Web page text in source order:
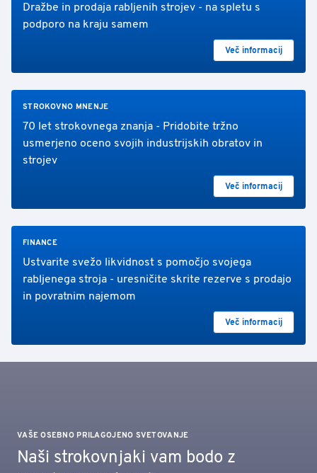
Dražbe in prodaja rabljenih strojev - na spletu s
podporo na kraju samem
Več informacij
STROKOVNO MNENJE
70 let strokovnega znanja - Pridobite tržno
usmerjeno oceno svojih industrijskih obratov in
strojev
Več informacij
FINANCE
Ustvarite svežo likvidnost s pomočjo svojega
rabljenega stroja - uresničite skrite rezerve s prodajo
in povratnim najemom
Več informacij
VAŠE OSEBNO PRILAGOJENO SVETOVANJE
Naši strokovnjaki vam bodo z